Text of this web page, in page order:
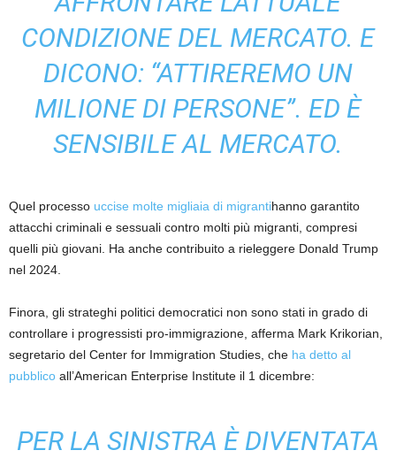
CONDIZIONE DEL MERCATO. E
DICONO: “ATTIREREMO UN
MILIONE DI PERSONE”. ED È
SENSIBILE AL MERCATO.
Quel processo uccise molte migliaia di migrantihanno garantito
attacchi criminali e sessuali contro molti più migranti, compresi
quelli più giovani. Ha anche contribuito a rieleggere Donald Trump
nel 2024.
Finora, gli strateghi politici democratici non sono stati in grado di
controllare i progressisti pro-immigrazione, afferma Mark Krikorian,
segretario del Center for Immigration Studies, che ha detto al
pubblico all’American Enterprise Institute il 1 dicembre:
PER LA SINISTRA È DIVENTATA